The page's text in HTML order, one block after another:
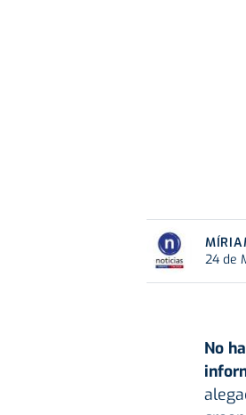
24 de
No